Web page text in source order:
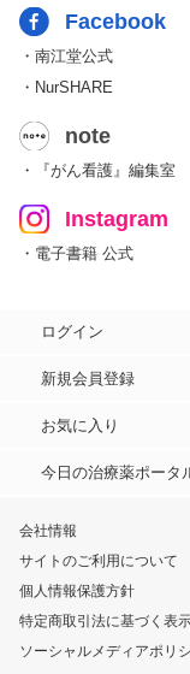
Facebook
・南江堂公式
・NurSHARE
note
・『がん看護』編集室
Instagram
・電子書籍 公式
ログイン
新規会員登録
お気に入り
今日の治療薬ポータ
会社情報
サイトのご利用について
個人情報保護方針
特定商取引法に基づく表
ソーシャルメディアポリ